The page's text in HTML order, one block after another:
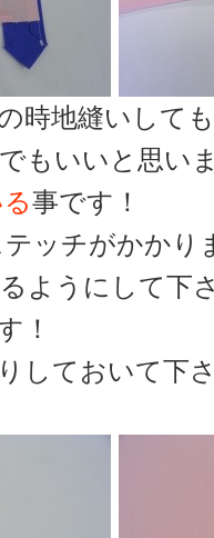
時地縫いして
もいいと思い
事です！
ッチがかかり
ようにして下
！
しておいて下